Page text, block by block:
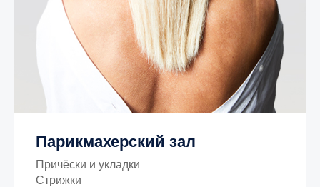
Парикмахерский зал
Причёски и укладки
Стрижки